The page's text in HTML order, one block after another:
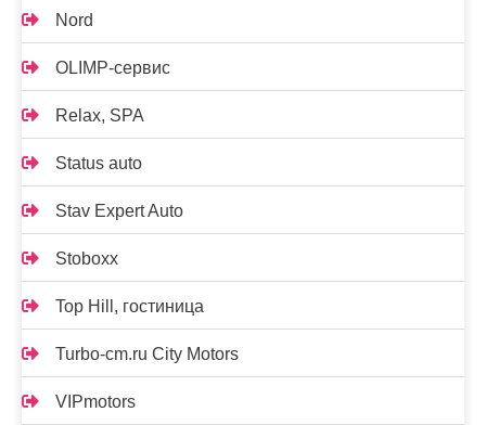
Nord
OLIMP-сервис
Relax, SPA
Status auto
Stav Expert Auto
Stoboxx
Top Hill, гостиница
Turbo-cm.ru City Motors
VIPmotors